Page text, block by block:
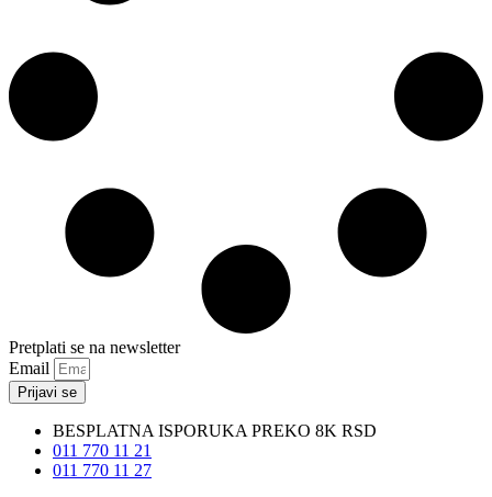
Pretplati se na newsletter
Email
Prijavi se
BESPLATNA ISPORUKA PREKO 8K RSD
011 770 11 21
011 770 11 27